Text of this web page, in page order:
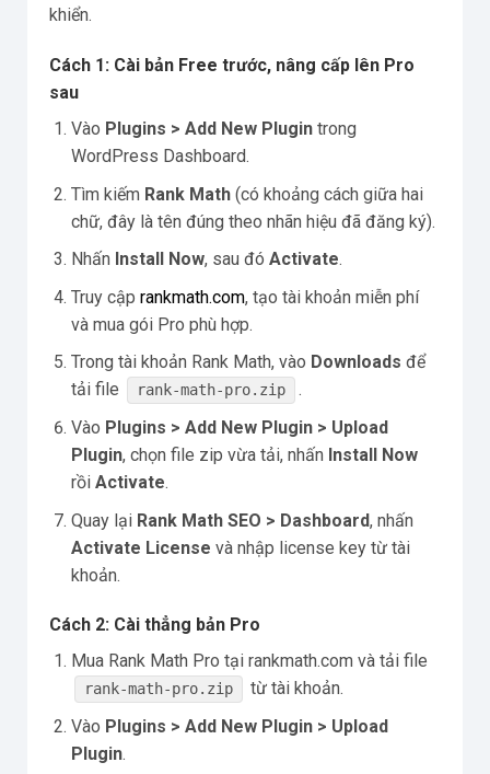
khiển.
Cách 1: Cài bản Free trước, nâng cấp lên Pro
sau
Vào Plugins > Add New Plugin trong
WordPress Dashboard.
Tìm kiếm Rank Math (có khoảng cách giữa hai
chữ, đây là tên đúng theo nhãn hiệu đã đăng ký).
Nhấn Install Now, sau đó Activate.
Truy cập rankmath.com, tạo tài khoản miễn phí
và mua gói Pro phù hợp.
Trong tài khoản Rank Math, vào Downloads để
tải file
rank-math-pro.zip
.
Vào Plugins > Add New Plugin > Upload
Plugin, chọn file zip vừa tải, nhấn Install Now
rồi Activate.
Quay lại Rank Math SEO > Dashboard, nhấn
Activate License và nhập license key từ tài
khoản.
Cách 2: Cài thẳng bản Pro
Mua Rank Math Pro tại rankmath.com và tải file
rank-math-pro.zip
từ tài khoản.
Vào Plugins > Add New Plugin > Upload
Plugin.